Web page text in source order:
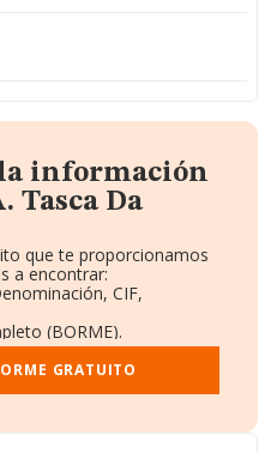
la información
Tasca Da
que te proporcionamos
a encontrar:
CIF,
(BORME).
y Empleados.
y Administradores.
GRATUITO